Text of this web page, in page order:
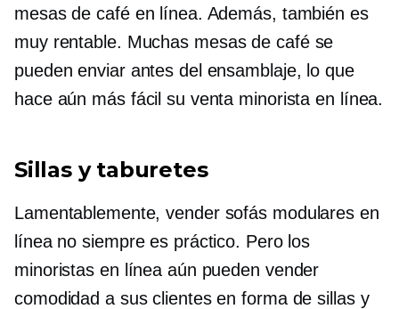
mesas de café en línea. Además, también es
muy rentable. Muchas mesas de café se
pueden enviar antes del ensamblaje, lo que
hace aún más fácil su venta minorista en línea.
Sillas y taburetes
Lamentablemente, vender sofás modulares en
línea no siempre es práctico. Pero los
minoristas en línea aún pueden vender
comodidad a sus clientes en forma de sillas y